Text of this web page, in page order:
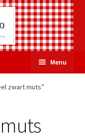
Menu
zwart muts”